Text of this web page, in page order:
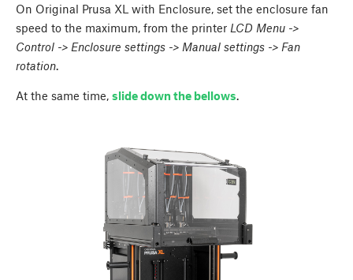
On Original Prusa XL with Enclosure, set the enclosure fan
speed to the maximum, from the printer LCD Menu ->
Control -> Enclosure settings -> Manual settings -> Fan
rotation.
At the same time, slide down the bellows.